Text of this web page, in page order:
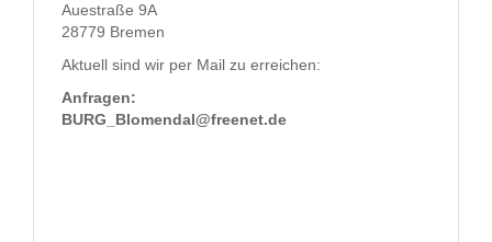
Auestraße 9A
28779 Bremen
Aktuell sind wir per Mail zu erreichen:
Anfragen:
BURG_Blomendal@freenet.de